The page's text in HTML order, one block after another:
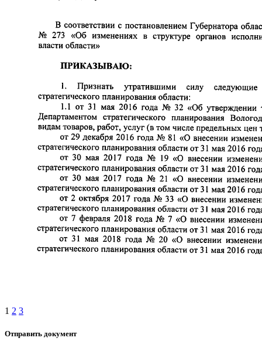
1 2 3
Отправить документ